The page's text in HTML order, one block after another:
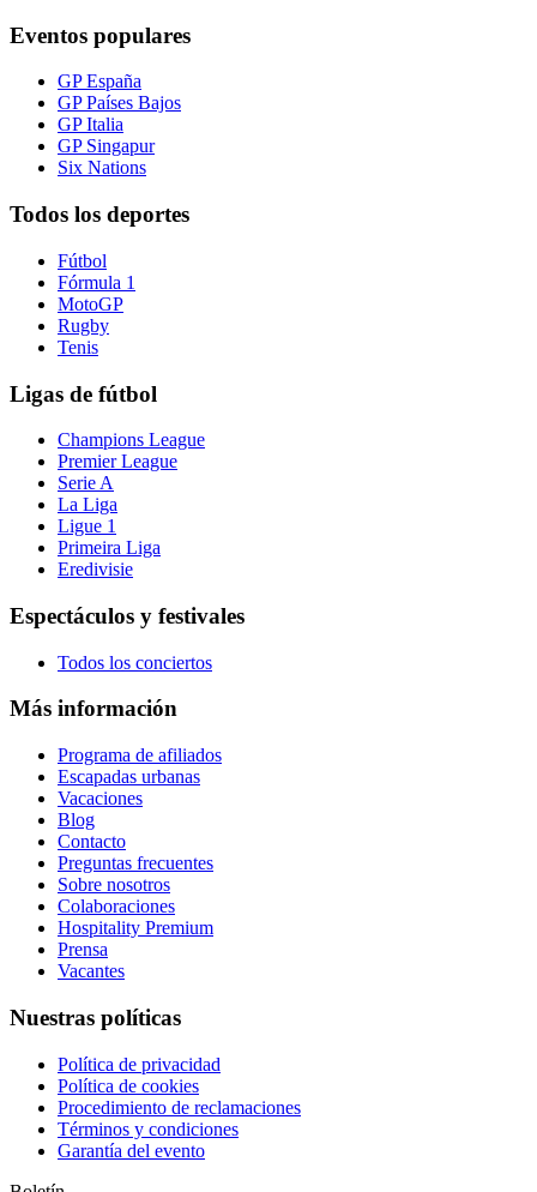
Eventos populares
GP España
GP Países Bajos
GP Italia
GP Singapur
Six Nations
Todos los deportes
Fútbol
Fórmula 1
MotoGP
Rugby
Tenis
Ligas de fútbol
Champions League
Premier League
Serie A
La Liga
Ligue 1
Primeira Liga
Eredivisie
Espectáculos y festivales
Todos los conciertos
Más información
Programa de afiliados
Escapadas urbanas
Vacaciones
Blog
Contacto
Preguntas frecuentes
Sobre nosotros
Colaboraciones
Hospitality Premium
Prensa
Vacantes
Nuestras políticas
Política de privacidad
Política de cookies
Procedimiento de reclamaciones
Términos y condiciones
Garantía del evento